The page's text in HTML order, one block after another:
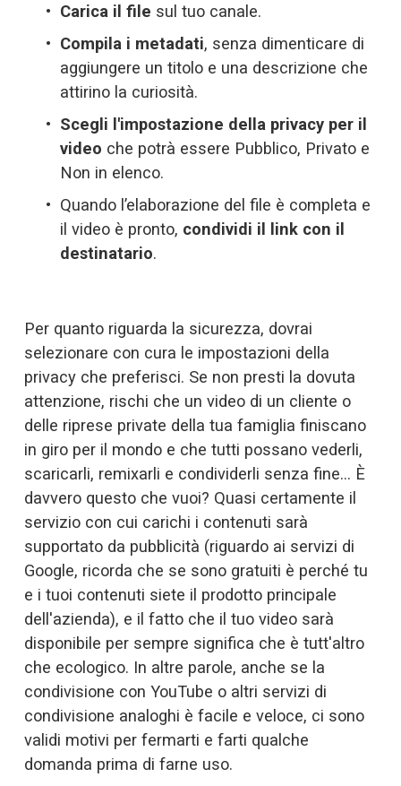
Carica il file sul tuo canale.
Compila i metadati, senza dimenticare di
aggiungere un titolo e una descrizione che
attirino la curiosità.
Scegli l'impostazione della privacy per il
video che potrà essere Pubblico, Privato e
Non in elenco.
Quando l’elaborazione del file è completa e
il video è pronto, condividi il link con il
destinatario.
Per quanto riguarda la sicurezza, dovrai
selezionare con cura le impostazioni della
privacy che preferisci. Se non presti la dovuta
attenzione, rischi che un video di un cliente o
delle riprese private della tua famiglia finiscano
in giro per il mondo e che tutti possano vederli,
scaricarli, remixarli e condividerli senza fine… È
davvero questo che vuoi? Quasi certamente il
servizio con cui carichi i contenuti sarà
supportato da pubblicità (riguardo ai servizi di
Google, ricorda che se sono gratuiti è perché tu
e i tuoi contenuti siete il prodotto principale
dell'azienda), e il fatto che il tuo video sarà
disponibile per sempre significa che è tutt'altro
che ecologico. In altre parole, anche se la
condivisione con YouTube o altri servizi di
condivisione analoghi è facile e veloce, ci sono
validi motivi per fermarti e farti qualche
domanda prima di farne uso.